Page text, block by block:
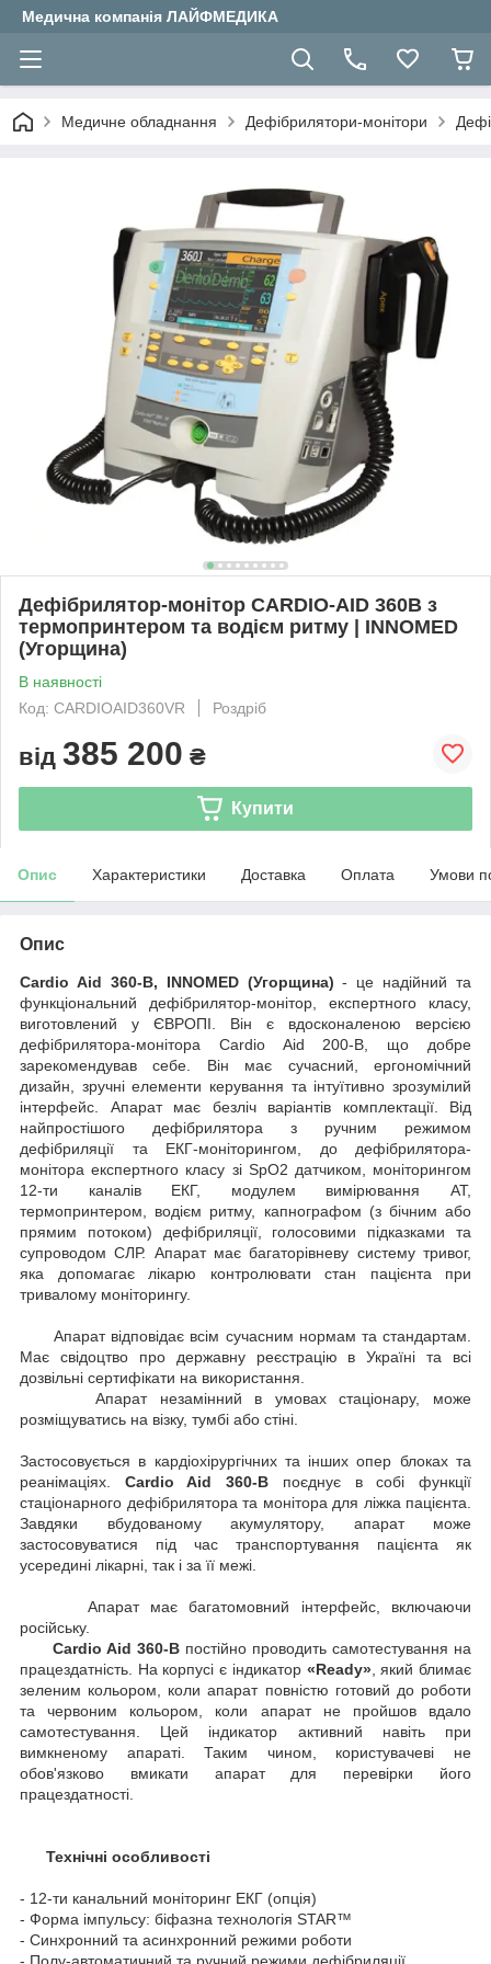
Медична компанія ЛАЙФМЕДИКА
Медичне обладнання Дефібрилятори-монітори
Дефібрилятор-монітор CARDIO-AID 360B з
термопринтером та водієм ритму | INNOMED
(Угорщина)
В наявності
Код: CARDIOAID360VR
Роздріб
від 385 200 ₴
Купити
Опис Характеристики Доставка Оплата Умови
Опис
Cardio Aid 360-B, INNOMED (Угорщина) - це надійний та
функціональний дефібрилятор-монітор, експертного класу,
виготовлений у ЄВРОПІ. Він є вдосконаленою версією
дефібрилятора-монітора Cardio Aid 200-B, що добре
зарекомендував себе. Він має сучасний, ергономічний
дизайн, зручні елементи керування та інтуїтивно зрозумілий
інтерфейс. Апарат має безліч варіантів комплектації. Від
найпростішого дефібрилятора з ручним режимом
дефібриляції та ЕКГ-моніторингом, до дефібрилятора-
монітора експертного класу зі SpO2 датчиком, моніторингом
12-ти каналів ЕКГ, модулем вимірювання АТ,
термопринтером, водієм ритму, капнографом (з бічним або
прямим потоком) дефібриляції, голосовими підказками та
супроводом СЛР. Апарат має багаторівневу систему тривог,
яка допомагає лікарю контролювати стан пацієнта при
тривалому моніторингу.
Апарат відповідає всім сучасним нормам та стандартам.
Має свідоцтво про державну реєстрацію в Україні та всі
дозвільні сертифікати на використання.
Апарат незамінний в умовах стаціонару, може
розміщуватись на візку, тумбі або стіні.
Застосовується в кардіохірургічних та інших опер блоках та
реанімаціях. Cardio Aid 360-B поєднує в собі функції
стаціонарного дефібрилятора та монітора для ліжка пацієнта.
Завдяки вбудованому акумулятору, апарат може
застосовуватися під час транспортування пацієнта як
усередині лікарні, так і за її межі.
Апарат має багатомовний інтерфейс, включаючи
російську.
Cardio Aid 360-B постійно проводить самотестування на
працездатність. На корпусі є індикатор«Ready», який блимає
зеленим кольором, коли апарат повністю готовий до роботи
та червоним кольором, коли апарат не пройшов вдало
самотестування. Цей індикатор активний навіть при
вимкненому апараті. Таким чином, користувачеві не
обов'язково вмикати апарат для перевірки його
працездатності.
Технічні особливості
- 12-ти канальний моніторинг ЕКГ (опція)
- Форма імпульсу: біфазна технологія STAR™
- Синхронний та асинхронний режими роботи
- Полу-автоматичний та ручний режими дефібриляції